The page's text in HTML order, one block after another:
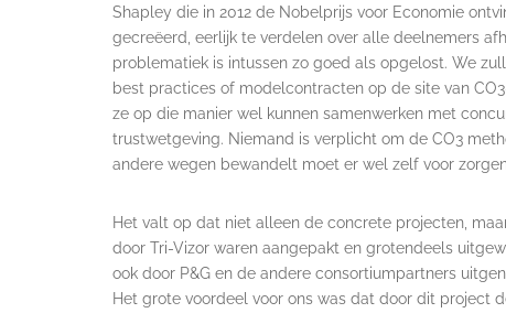
Shapley die in 2012 de Nobelprijs voor Economie
gecreëerd, eerlijk te verdelen over alle deelnemers
problematiek is intussen zo goed als opgelost. We
best practices of modelcontracten op de site van
ze op die manier wel kunnen samenwerken met
trustwetgeving. Niemand is verplicht om de CO3
andere wegen bewandelt moet er wel zelf voor
Het valt op dat niet alleen de concrete projecten,
door Tri-Vizor waren aangepakt en grotendeels
ook door P&G en de andere consortiumpartners
Het grote voordeel voor ons was dat door dit project